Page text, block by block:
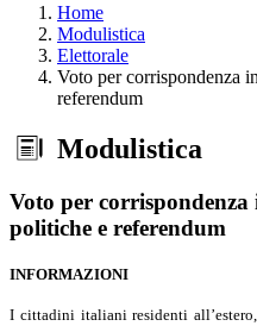
Home
Modulistica
Elettorale
Voto per corrispondenza
referendum
Modulistica
Voto per corrispondenza
politiche e referendum
INFORMAZIONI
I cittadini italiani residenti